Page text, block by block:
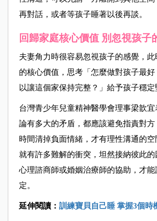
再對話，或者等孩子睡著以後再談。
回歸家庭核心價值 別忽視孩子
夫妻角力時很容易忽視孩子的感覺，
的核心價值，思考「怎麼做對孩子最
以讓這個家保持完整？」給予孩子穩定
台灣青少年兒童精神醫學會理事梁歆
論有多大的矛盾，都應該避免指責對
時間清掉負面情緒，才有理性溝通的
就有許多難解的衝突， 坦然接納彼此
心理諮商師或婚姻治療師的協助，才
定。
延伸閱讀： 訓練寶貝自己睡 掌握3個時